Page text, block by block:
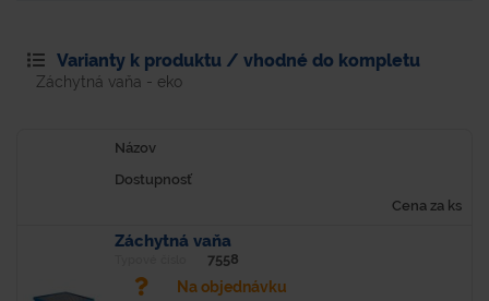
Varianty k produktu / vhodné do kompletu
Záchytná vaňa - eko
Názov
Dostupnosť
Cena za ks
Záchytná vaňa
7558
Na objednávku